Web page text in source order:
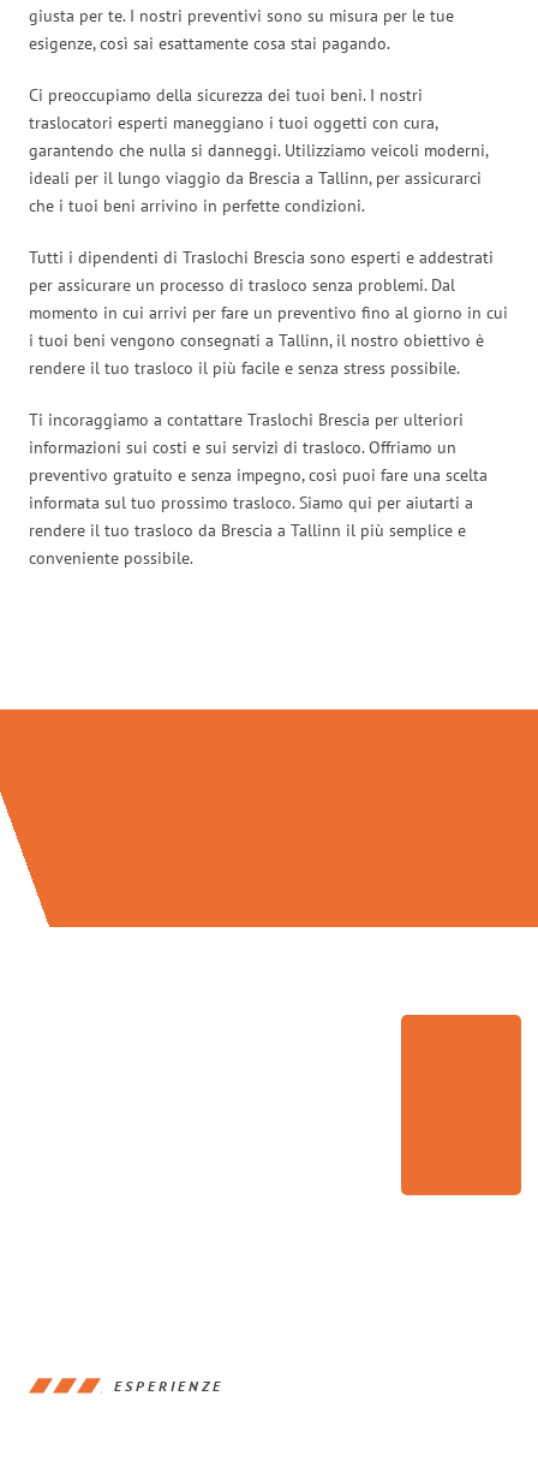
giusta per te. I nostri preventivi sono su misura per le tue
esigenze, così sai esattamente cosa stai pagando.
Ci preoccupiamo della sicurezza dei tuoi beni. I nostri
traslocatori esperti maneggiano i tuoi oggetti con cura,
garantendo che nulla si danneggi. Utilizziamo veicoli moderni,
ideali per il lungo viaggio da Brescia a Tallinn, per assicurarci
che i tuoi beni arrivino in perfette condizioni.
Tutti i dipendenti di Traslochi Brescia sono esperti e addestrati
per assicurare un processo di trasloco senza problemi. Dal
momento in cui arrivi per fare un preventivo fino al giorno in cui
i tuoi beni vengono consegnati a Tallinn, il nostro obiettivo è
rendere il tuo trasloco il più facile e senza stress possibile.
Ti incoraggiamo a contattare Traslochi Brescia per ulteriori
informazioni sui costi e sui servizi di trasloco. Offriamo un
preventivo gratuito e senza impegno, così puoi fare una scelta
informata sul tuo prossimo trasloco. Siamo qui per aiutarti a
rendere il tuo trasloco da Brescia a Tallinn il più semplice e
conveniente possibile.
ESPERIENZE